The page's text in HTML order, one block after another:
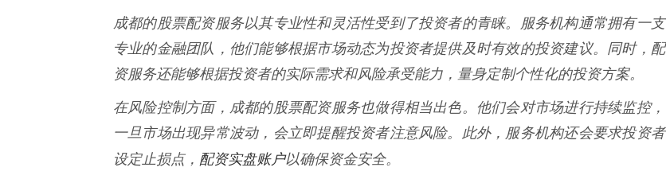
成都的股票配资服务以其专业性和灵活性受到了投资者的青睐。服务机构通常拥有一支
专业的金融团队，他们能够根据市场动态为投资者提供及时有效的投资建议。同时，配
资服务还能够根据投资者的实际需求和风险承受能力，量身定制个性化的投资方案。
在风险控制方面，成都的股票配资服务也做得相当出色。他们会对市场进行持续监控，
一旦市场出现异常波动，会立即提醒投资者注意风险。此外，服务机构还会要求投资者
设定止损点， 配资实盘账户以确保资金安全。